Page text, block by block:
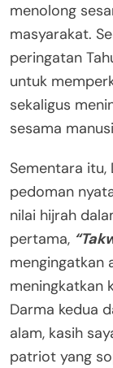
menolong
masyarakat.
peringatan
untuk
sekaligus
sesama
Sementara itu,
pedoman
nilai hijrah
pertama,
mengingatkan
meningkatkan
Darma kedua
alam, kasih
patriot yang